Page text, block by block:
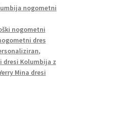
nogometni
nogometni
dres
,
dresi Kolumbija z
Mina dresi